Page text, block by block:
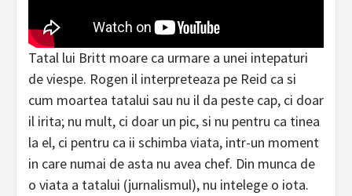
Tatal lui Britt moare ca urmare a unei intepaturi
de viespe. Rogen il interpreteaza pe Reid ca si
cum moartea tatalui sau nu il da peste cap, ci doar
il irita; nu mult, ci doar un pic, si nu pentru ca tinea
la el, ci pentru ca ii schimba viata, intr-un moment
in care numai de asta nu avea chef. Din munca de
o viata a tatalui (jurnalismul), nu intelege o iota.